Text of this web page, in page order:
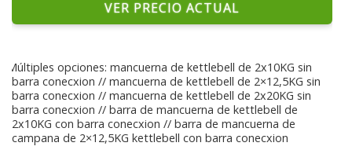
VER PRECIO ACTUAL
Múltiples opciones: mancuerna de kettlebell de 2x10KG sin
barra conecxion // mancuerna de kettlebell de 2×12,5KG sin
barra conecxion // mancuerna de kettlebell de 2x20KG sin
barra conecxion // barra de mancuerna de kettlebell de
2x10KG con barra conecxion // barra de mancuerna de
campana de 2×12,5KG kettlebell con barra conecxion